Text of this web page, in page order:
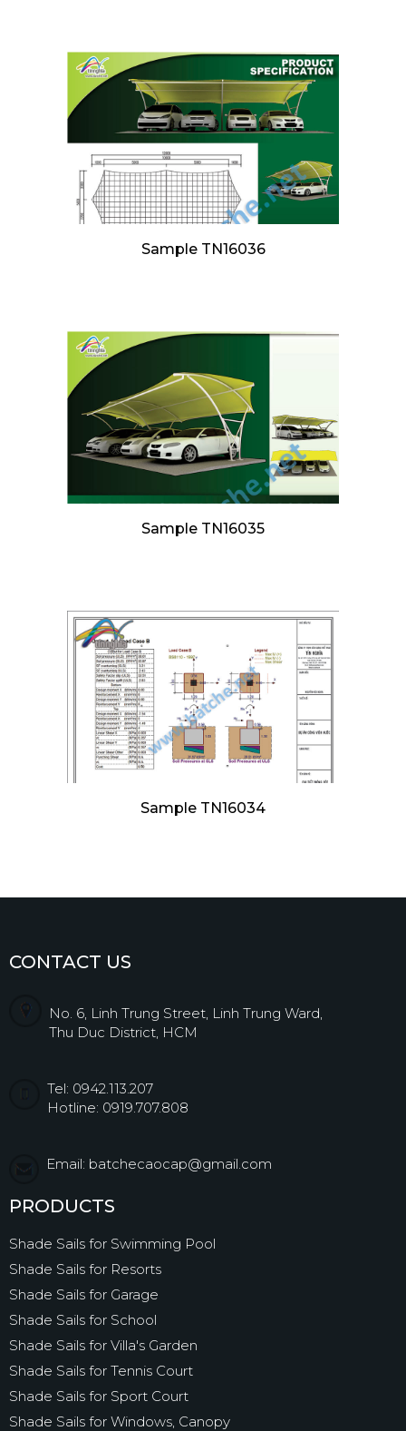
Sample TN16036
Sample TN16035
Sample TN16034
CONTACT US
No. 6, Linh Trung Street, Linh Trung Ward,
Thu Duc District, HCM
Tel: 0942.113.207
Hotline: 0919.707.808
Email: batchecaocap@gmail.com
PRODUCTS
Shade Sails for Swimming Pool
Shade Sails for Resorts
Shade Sails for Garage
Shade Sails for School
Shade Sails for Villa's Garden
Shade Sails for Tennis Court
Shade Sails for Sport Court
Shade Sails for Windows, Canopy